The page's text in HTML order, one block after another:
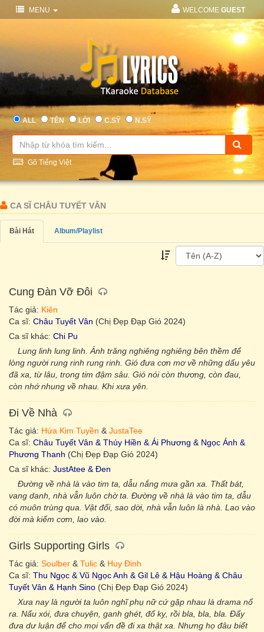
MENU WELCOME GUEST
ALL TÊN LỜI C.SỸ N.SỸ
Gõ Tiếng Việt
CA SĨ CHÂU TUYẾT VÂN
Bài Hát Album/Playlist
Cung Đàn Vỡ Đôi
Tác giả: Kiên
Ca sĩ: Châu Tuyết Vân (Chị Đẹp Đạp Gió 2024)
Ca sĩ khác: Chi Pu
Lung linh lung linh. Ánh trăng nghiêng nghiêng bên thềm để
lòng người rung rinh rung rinh. Gió đưa cơn mơ về những dấu yêu
đã xa, từ lâu, trong tim đậm sâu. Gió nói còn thương, còn đau,
còn nhớ nhung về nhau. Khi xưa yên.
Đi Về Nhà
Tác giả: Hứa Kim Tuyền & JustaTee
Ca sĩ: Châu Tuyết Vân & Thúy Hiền & Ái Phương & Ngọc Ánh &
Phương Thanh (Chị Đẹp Đạp Gió 2024)
Ca sĩ khác: JustAtee & Đen
Đường về nhà là vào tim ta, dẫu nắng mưa gần xa. Thất bát,
vang danh, nhà vẫn luôn chờ ta. Đường về nhà là vào tim ta, dẫu
có muôn trùng qua. Vật đổi, sao dời, nhà vẫn luôn là nhà. Lao vào
đời mà kiếm cơm, lao vào.
Girls Supporting Girls
Tác giả: Soulber & Tulic & Huy Đinh
Ca sĩ: Thu Ngọc & Vũ Ngọc Anh & Gil Lê & Hậu Hoàng & Châu
Tuyết Vân & Hạnh Sino (Chị Đẹp Đạp Gió 2024)
Xưa nay là người ta luôn nghĩ phụ nữ cứ gặp nhau là drama nổ
ra. Nấu xói, đưa chuyện, ganh ghét, đố kỵ, rồi bla, bla, bla. Đẩy
đưa dư luận để cho mọi vấn đề đi xa thật xa. Nhưng họ đâu biết